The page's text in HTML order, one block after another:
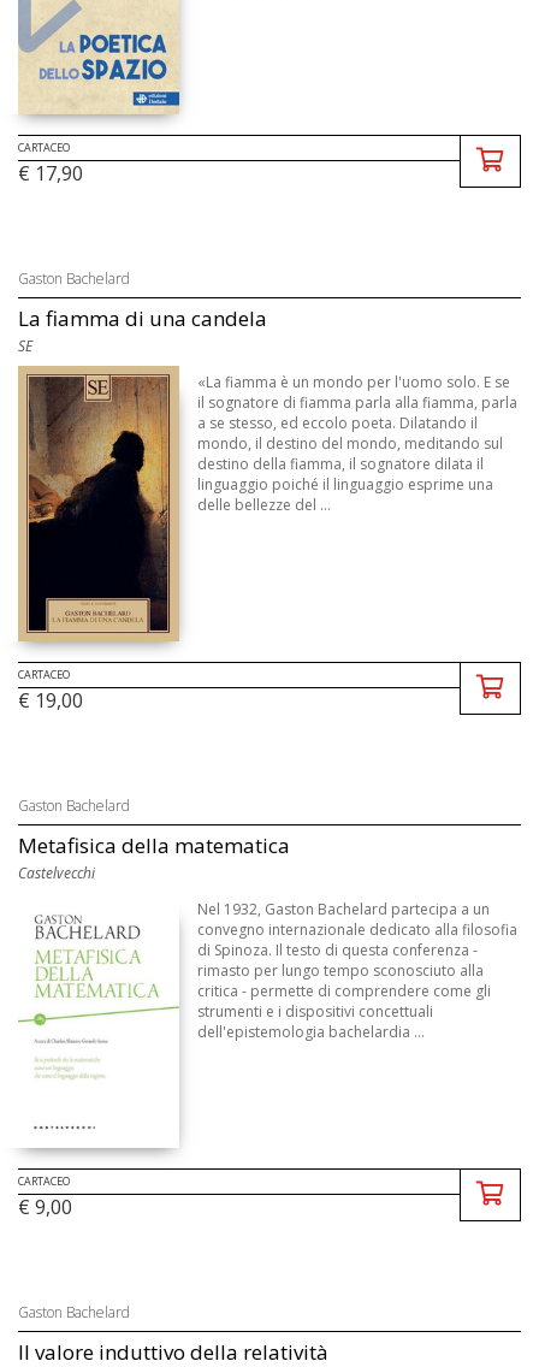
CARTACEO
€ 17,90
Gaston Bachelard
La fiamma di una candela
SE
«La fiamma è un mondo per l'uomo solo. E se
il sognatore di fiamma parla alla fiamma, parla
a se stesso, ed eccolo poeta. Dilatando il
mondo, il destino del mondo, meditando sul
destino della fiamma, il sognatore dilata il
linguaggio poiché il linguaggio esprime una
delle bellezze del ...
CARTACEO
€ 19,00
Gaston Bachelard
Metafisica della matematica
Castelvecchi
Nel 1932, Gaston Bachelard partecipa a un
convegno internazionale dedicato alla filosofia
di Spinoza. Il testo di questa conferenza -
rimasto per lungo tempo sconosciuto alla
critica - permette di comprendere come gli
strumenti e i dispositivi concettuali
dell'epistemologia bachelardia ...
CARTACEO
€ 9,00
Gaston Bachelard
Il valore induttivo della relatività